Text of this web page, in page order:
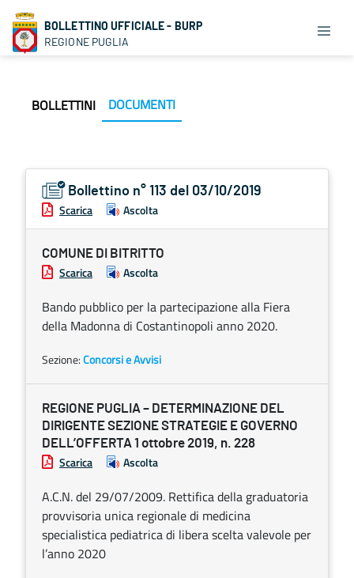
BOLLETTINO UFFICIALE - BURP
REGIONE PUGLIA
BOLLETTINI DOCUMENTI
Bollettino n° 113 del 03/10/2019
Scarica Ascolta
COMUNE DI BITRITTO
Scarica Ascolta
Bando pubblico per la partecipazione alla Fiera
della Madonna di Costantinopoli anno 2020.
Sezione:Concorsi e Avvisi
REGIONE PUGLIA – DETERMINAZIONE DEL
DIRIGENTE SEZIONE STRATEGIE E GOVERNO
DELL’OFFERTA 1 ottobre 2019, n. 228
Scarica Ascolta
A.C.N. del 29/07/2009. Rettifica della graduatoria
provvisoria unica regionale di medicina
specialistica pediatrica di libera scelta valevole per
l’anno 2020